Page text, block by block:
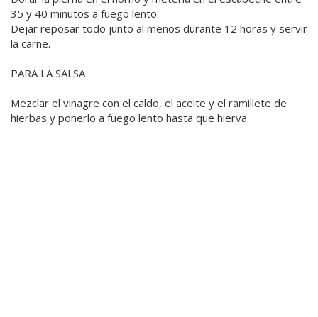
35 y 40 minutos a fuego lento.
Dejar reposar todo junto al menos durante 12 horas y servir
la carne.
PARA LA SALSA
Mezclar el vinagre con el caldo, el aceite y el ramillete de
hierbas y ponerlo a fuego lento hasta que hierva.